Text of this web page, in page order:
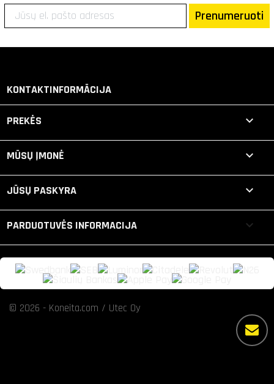
Prenumeruoti
KONTAKTINFORMĀCIJA
PREKĖS 
MŪSŲ ĮMONĖ 
JŪSŲ PASKYRA 
PARDUOTUVĖS INFORMACIJA keyboard_arrow_down
© 2026 - Koneita.com / Utec Oy